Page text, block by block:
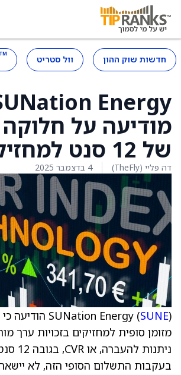
חדשות שוק ההון וול סטריט ™
Energy
מודיעה על
של 12 סנט למחזיקי CVR
דה פליי (TheFly) 4 בדצמבר 2025
SUNation Energy (SUNE
) הודיעה
מזומן סופית למחזיקים בזכויות ערך
בעקבות התשלום הסופי הזה, לא